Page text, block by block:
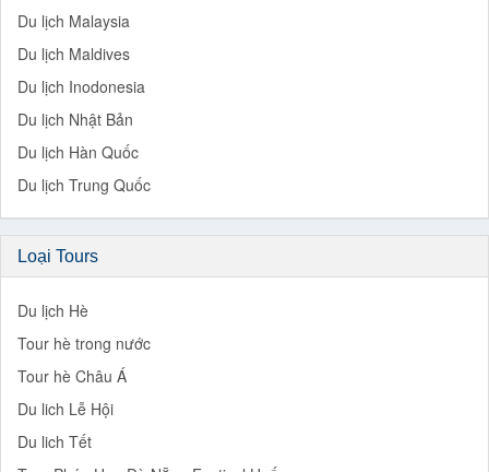
Du lịch Malaysia
Du lịch Maldives
Du lịch Inodonesia
Du lịch Nhật Bản
Du lịch Hàn Quốc
Du lịch Trung Quốc
Loại Tours
Du lịch Hè
Tour hè trong nước
Tour hè Châu Á
Du lich Lễ Hội
Du lich Tết